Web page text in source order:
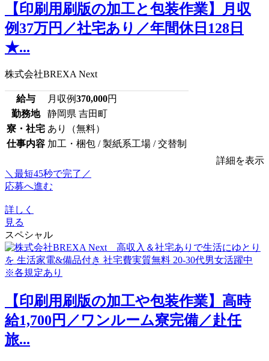
【印刷用刷版の加工と包装作業】月収
例37万円／社宅あり／年間休日128日
★...
株式会社BREXA Next
給与 月収例370,000円
勤務地
静岡県 吉田町
寮・社宅 あり（無料）
仕事内容 加工・梱包 / 製紙系工場 / 交替制
詳細を表示
＼最短45秒で完了／
応募へ進む
詳しく
見る
スペシャル
【印刷用刷版の加工や包装作業】高時
給1,700円／ワンルーム寮完備／赴任
旅...